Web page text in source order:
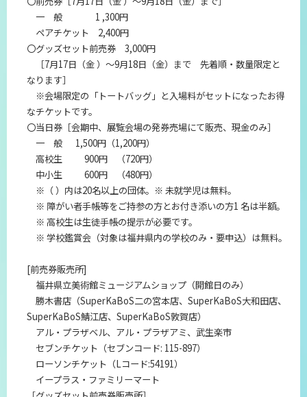
一 般 1 ,300円
ペアチケット 2,400円
〇グッズセット前売券 3,000円
［7月17日（金 ）～9月18日（金）まで 先着順・数量限定と
なります］
※会場限定の「トートバッグ」と入場料がセットになったお得
なチケットです。
〇当日券［会期中、展覧会場の発券売場にて販売、現金のみ］
一 般 1,500円（1,200円）
高校生 900円 （720円）
中小生 600円 （480円）
※（ ）内は20名以上の団体。※ 未就学児は無料。
※ 障がい者手帳等をご持参の方とお付き添いの方1 名は半額。
※ 高校生は生徒手帳の提示が必要です。
※ 学校鑑賞会（対象は福井県内の学校のみ・要申込）は無料。
[前売券販売所]
福井県立美術館ミュージアムショップ（開館日のみ）
勝木書店（SuperKaBoS二の宮本店、SuperKaBoS大和田店、
SuperKaBoS鯖江店、SuperKaBoS敦賀店）
アル・プラザベル、アル・プラザアミ、武生楽市
セブンチケット（セブンコード: 115-897）
ローソンチケット（Lコード:54191）
イープラス・ファミリーマート